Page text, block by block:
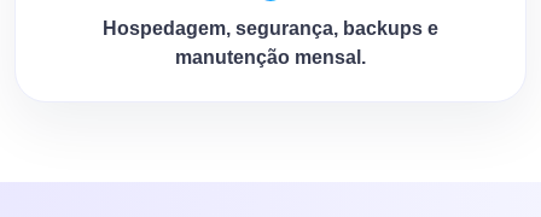
Hospedagem, segurança, backups e
manutenção mensal.